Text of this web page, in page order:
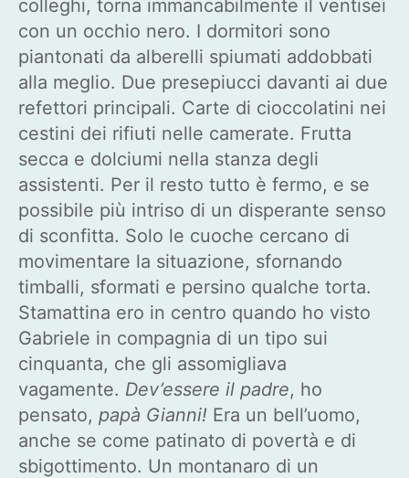
colleghi, torna immancabilmente il ventisei
con un occhio nero. I dormitori sono
piantonati da alberelli spiumati addobbati
alla meglio. Due presepiucci davanti ai due
refettori principali. Carte di cioccolatini nei
cestini dei rifiuti nelle camerate. Frutta
secca e dolciumi nella stanza degli
assistenti. Per il resto tutto è fermo, e se
possibile più intriso di un disperante senso
di sconfitta. Solo le cuoche cercano di
movimentare la situazione, sfornando
timballi, sformati e persino qualche torta.
Stamattina ero in centro quando ho visto
Gabriele in compagnia di un tipo sui
cinquanta, che gli assomigliava
vagamente. Dev’essere il padre, ho
pensato, papà Gianni! Era un bell’uomo,
anche se come patinato di povertà e di
sbigottimento. Un montanaro di un